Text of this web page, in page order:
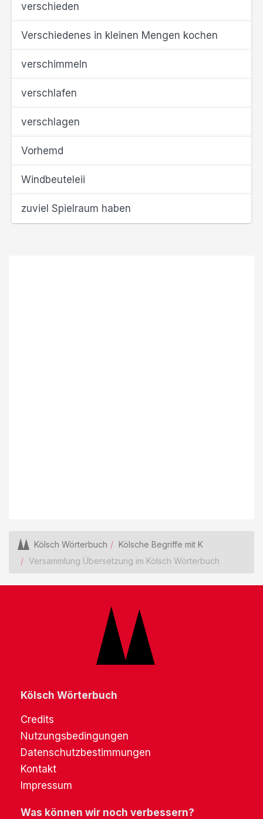
verschieden
Verschiedenes in kleinen Mengen kochen
verschimmeln
verschlafen
verschlagen
Vorhemd
Windbeuteleii
zuviel Spielraum haben
Kölsch Wörterbuch
Kölsche Begriffe mit K
Versammlung Übersetzung im Kölsch Wörterbuch
Kölsch Wörterbuch
Credits
Nutzungsbedingungen
Datenschutzbestimmungen
Kontakt
Impressum
Was können wir noch verbessern?